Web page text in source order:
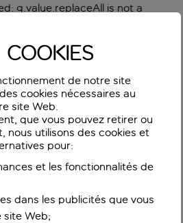
g.value.replaceAll is not a
COOKIES
de notre site
cookies nécessaires au
site Web.
que vous pouvez retirer ou
nous utilisons des cookies et
pour:
et les fonctionnalités de
dans les publicités que vous
site Web;